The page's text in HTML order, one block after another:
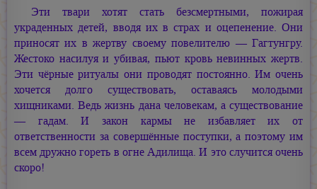
Эти твари хотят стать безсмертными, пожирая
украденных детей, вводя их в страх и оцепенение. Они
приносят их в жертву своему повелителю — Гагтунгру.
Жестоко насилуя и убивая, пьют кровь невинных жертв.
Эти чёрные ритуалы они проводят постоянно. Им очень
хочется долго существовать, оставаясь молодыми
хищниками. Ведь жизнь дана человекам, а существование
— гадам. И закон кармы не избавляет их от
ответственности за совершённые поступки, а поэтому им
всем дружно гореть в огне Адилища. И это случится очень
скоро!